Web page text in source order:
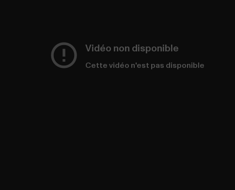
Vidéo non disponible
Cette vidéo n'est pas disponible